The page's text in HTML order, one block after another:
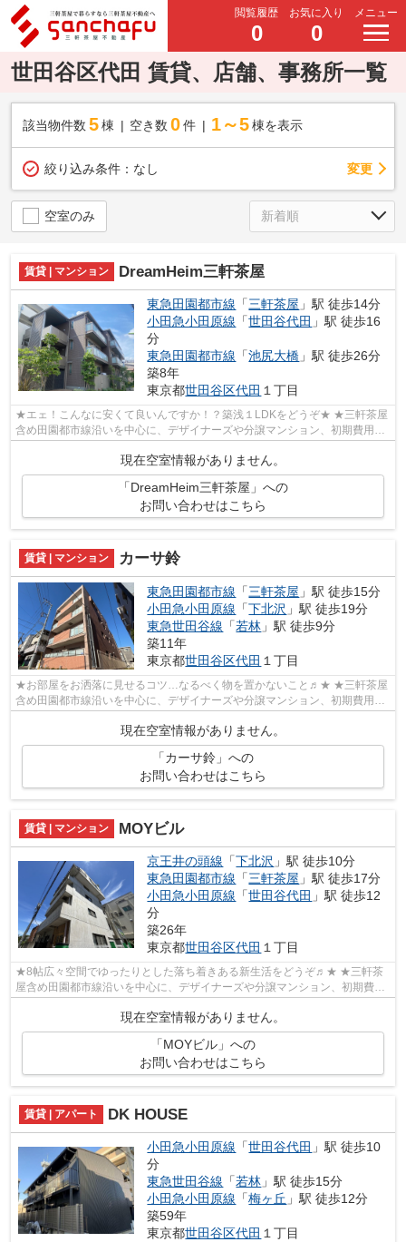
閲覧履歴
0
お気に入り
0
メニュー
世田谷区代田 賃貸、店舗、事務所一覧
該当物件数 5棟 空き数 0 件 1～5 棟を表示
絞り込み条件： なし 変更
空室のみ
賃貸 | マンション DreamHeim三軒茶屋
東急田園都市線 「三軒茶屋 」駅 徒歩14分
小田急小田原線 「世田谷代田 」駅 徒歩16
分
東急田園都市線 「池尻大橋 」駅 徒歩26分
築8年
東京都世田谷区代田 １丁目
★エェ！こんなに安くて良いんですか！？築浅１LDKをどうぞ★ ★三軒茶屋
含め田園都市線沿いを中心に、デザイナーズや分譲マンション、初期費用を
現在空室情報がありません。
「DreamHeim三軒茶屋」への
お問い合わせはこちら
賃貸 | マンション カーサ鈴
東急田園都市線 「三軒茶屋 」駅 徒歩15分
小田急小田原線 「下北沢 」駅 徒歩19分
東急世田谷線 「若林 」駅 徒歩9分
築11年
東京都世田谷区代田 １丁目
★お部屋をお洒落に見せるコツ…なるべく物を置かないこと♬★ ★三軒茶屋
含め田園都市線沿いを中心に、デザイナーズや分譲マンション、初期費用を
現在空室情報がありません。
「カーサ鈴」への
お問い合わせはこちら
賃貸 | マンション MOYビル
京王井の頭線 「下北沢 」駅 徒歩10分
東急田園都市線 「三軒茶屋 」駅 徒歩17分
小田急小田原線 「世田谷代田 」駅 徒歩12
分
築26年
東京都世田谷区代田 １丁目
★8帖広々空間でゆったりとした落ち着きある新生活をどうぞ♬★ ★三軒茶
屋含め田園都市線沿いを中心に、デザイナーズや分譲マンション、初期費用
を抑えた部屋探しはぜひ当社にお任せくだ...
現在空室情報がありません。
「MOYビル」への
お問い合わせはこちら
賃貸 | アパート DK HOUSE
小田急小田原線 「世田谷代田 」駅 徒歩10
分
東急世田谷線 「若林 」駅 徒歩15分
小田急小田原線 「梅ヶ丘 」駅 徒歩12分
築59年
東京都世田谷区代田 １丁目